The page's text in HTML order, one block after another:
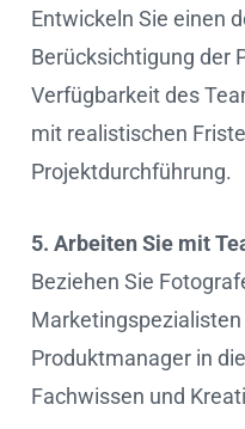
Entwickeln Sie einen
Berücksichtigung der
Verfügbarkeit des
mit realistischen
Projektdurchführung.
5. Arbeiten Sie mit
Beziehen Sie
Produktmanager in
Fachwissen und